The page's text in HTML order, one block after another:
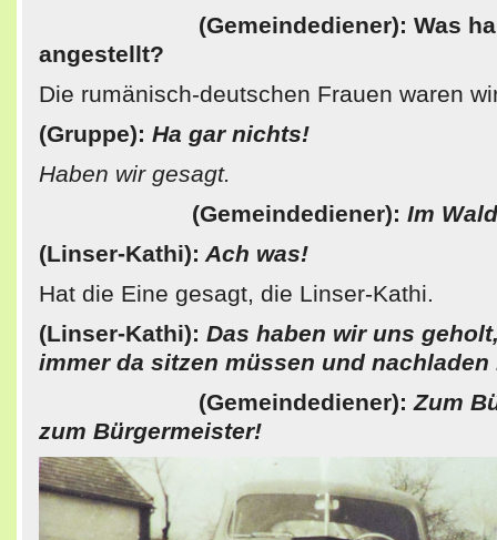
(Gemeindediener): Was
angestellt?
Die rumänisch-deutschen Frauen waren
(Gruppe): Ha gar nichts!
Haben wir gesagt.
(Gemeindediener): Im
(Linser-Kathi): Ach was!
Hat die Eine gesagt, die Linser-Kathi.
(Linser-Kathi): Das haben wir uns
immer da sitzen müssen und nachladen
(Gemeindediener): Zum
zum Bürgermeister!